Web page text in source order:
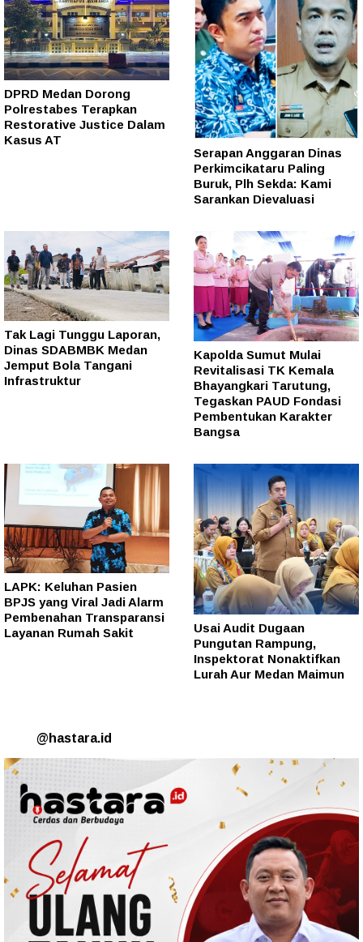
DPRD Medan Dorong
Polrestabes Terapkan
Restorative Justice Dalam
Kasus AT
Serapan Anggaran Dinas
Perkimcikataru Paling
Buruk, Plh Sekda: Kami
Sarankan Dievaluasi
Tak Lagi Tunggu Laporan,
Dinas SDABMBK Medan
Jemput Bola Tangani
Infrastruktur
Kapolda Sumut Mulai
Revitalisasi TK Kemala
Bhayangkari Tarutung,
Tegaskan PAUD Fondasi
Pembentukan Karakter
Bangsa
LAPK: Keluhan Pasien
BPJS yang Viral Jadi Alarm
Pembenahan Transparansi
Layanan Rumah Sakit
Usai Audit Dugaan
Pungutan Rampung,
Inspektorat Nonaktifkan
Lurah Aur Medan Maimun
@hastara.id